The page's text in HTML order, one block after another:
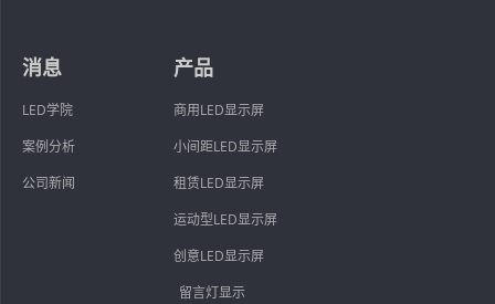
产品
商用LED显示屏
小间距LED显示屏
租赁LED显示屏
运动型LED显示屏
创意LED显示屏
留言灯显示
消息
LED学院
案例分析
公司新闻